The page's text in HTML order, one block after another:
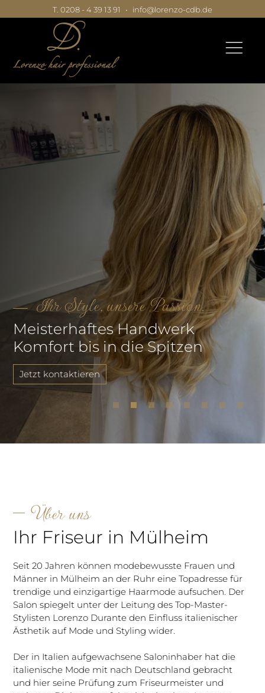
|
|
|
T. 0208 - 4 39 13 91 • info@lorenzo-cdb.de
Ihr Style, unsere Passion.
Meisterhaftes Handwerk
Komfort bis in die Spitzen
Jetzt kontaktieren
Über uns
Ihr Friseur in Mülheim
Seit 20 Jahren können modebewusste Frauen und
Männer in Mülheim an der Ruhr eine Topadresse für
trendige und einzigartige Haarmode aufsuchen. Der
Salon spiegelt unter der Leitung des Top-Master-
Stylisten Lorenzo Durante den Einfluss italienischer
Ästhetik auf Mode und Styling wider.
Der in Italien aufgewachsene Saloninhaber hat die
italienische Mode mit nach Deutschland gebracht
und hier seine Prüfung zum Friseurmeister und